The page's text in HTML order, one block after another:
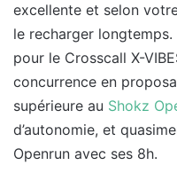
excellente et selon
le recharger
pour le Crosscall X-
concurrence en
supérieure au Shokz
d’autonomie, et
Openrun avec ses 8h.